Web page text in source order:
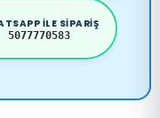
ILE SIPARIŞ
5077770583